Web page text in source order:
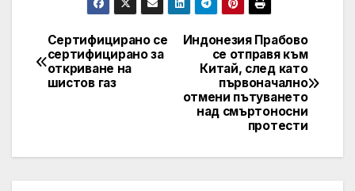
Навигация
Индонезия Прабово
се отправя към
Китай, след като
първоначално
отмени пътуването
над смъртоносни
протести
Сертифицирано се
сертифицирано за
откриване на
шистов газ